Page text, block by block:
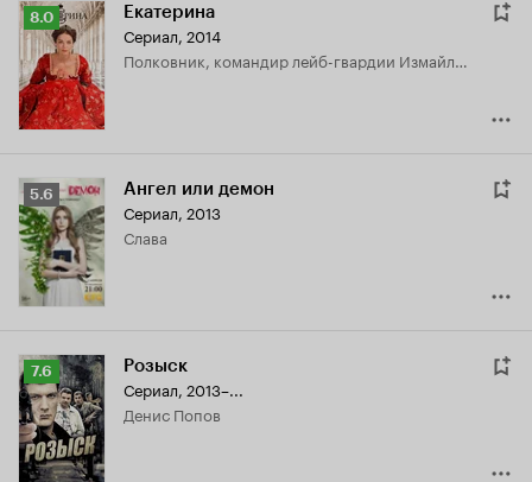
Рейтинг
Кинопоиска
8.0
8.0 Екатерина
Сериал, 2014
полковник, командир лейб-гвардии Измайловского полка
Рейтинг
Кинопоиска
5.6
5.6 Ангел или демон
Сериал, 2013
Слава
Рейтинг
Кинопоиска
7.6
7.6 Розыск
Сериал, 2013–...
Денис Попов